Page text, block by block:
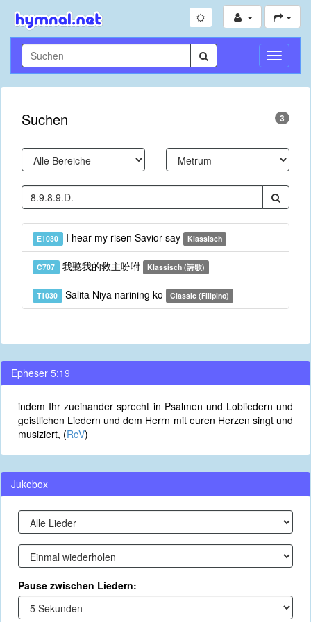
Suchen 3
E1030 I hear my risen Savior say Klassisch
C707 我聽我的救主吩咐 Klassisch (詩歌)
T1030 Salita Niya narining ko Classic (Filipino)
Epheser 5:19
indem Ihr zueinander sprecht in Psalmen und Lobliedern und
geistlichen Liedern und dem Herrn mit euren Herzen singt und
musiziert, (RcV)
Jukebox
Pause zwischen Liedern: